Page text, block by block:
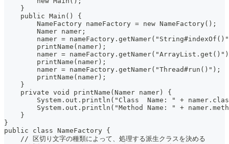
    }
    public Main() {
        NameFactory nameFactory = new NameFactory();
        Namer namer;
namer =
        printName(namer);
namer =
        printName(namer);
        namer = nameFactory.getNamer("Thread#run()");
        printName(namer);
    }
    private void printName(Namer namer) {
System.out.println("Class  Name: " +
System.out.println("Method Name: " +
    }
}
public class NameFactory {
    // 区切り文字の種類によって、処理する派生クラスを決める